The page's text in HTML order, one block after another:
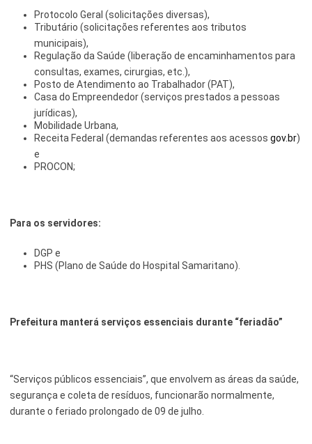
Protocolo Geral (solicitações diversas),
Tributário (solicitações referentes aos tributos
municipais),
Regulação da Saúde (liberação de encaminhamentos para
consultas, exames, cirurgias, etc.),
Posto de Atendimento ao Trabalhador (PAT),
Casa do Empreendedor (serviços prestados a pessoas
jurídicas),
Mobilidade Urbana,
Receita Federal (demandas referentes aos acessos gov.br)
e
PROCON;
Para os servidores:
DGP e
PHS (Plano de Saúde do Hospital Samaritano).
Prefeitura manterá serviços essenciais durante “feriadão”
“Serviços públicos essenciais”, que envolvem as áreas da saúde,
segurança e coleta de resíduos, funcionarão normalmente,
durante o feriado prolongado de 09 de julho.